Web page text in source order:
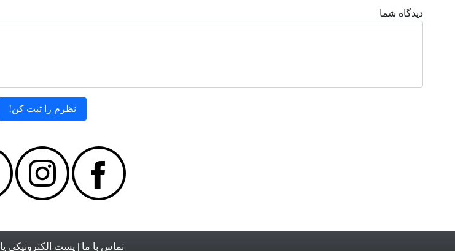
دیدگاه شما
تماس با ما | پست الکترونیکی یا email ما :